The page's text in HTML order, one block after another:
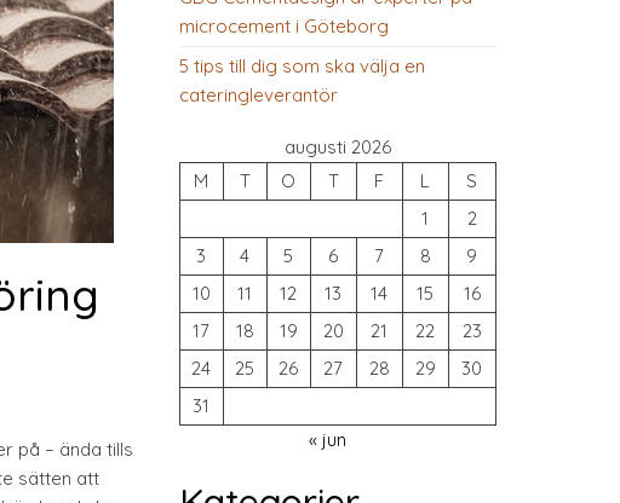
på – ända tills
sätten att
microcement i Göteborg
5 tips till dig som ska välja en
cateringleverantör
augusti 2026
M
T O T F L
S
1
2
3
4 5 6 7 8
9
10
11 12 13 14 15
16
17
18 19 20 21 22
23
24
25 26 27 28 29
30
31
« jun